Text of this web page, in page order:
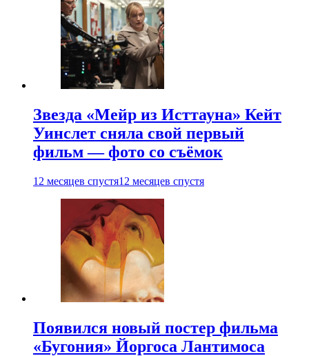
Звезда «Мейр из Исттауна» Кейт
Уинслет сняла свой первый
фильм — фото со съёмок
12 месяцев спустя12 месяцев спустя
Появился новый постер фильма
«Бугония» Йоргоса Лантимоса